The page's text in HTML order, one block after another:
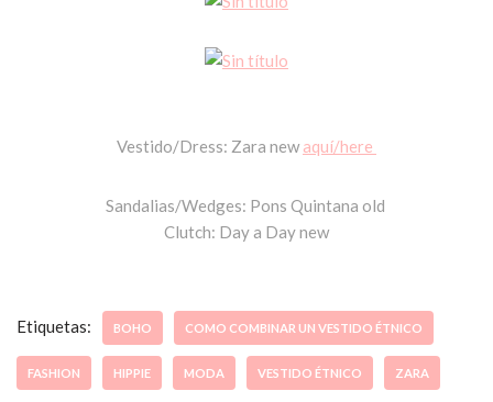
Vestido/Dress: Zara newaquí/here
Sandalias/Wedges: Pons Quintana old
Clutch: Day a Day new
Etiquetas: BOHO COMO COMBINAR UN VESTIDO ÉTNICO
FASHION HIPPIE MODA VESTIDO ÉTNICO ZARA